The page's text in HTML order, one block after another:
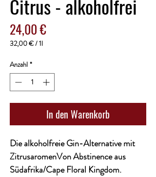
Citrus - alkoholfrei
24,00 €Preis
32,00 €/1l
pro
1
Liter
Anzahl *
In den Warenkorb
Die alkoholfreie Gin-Alternative mit
ZitrusaromenVon Abstinence aus
Südafrika/Cape Floral Kingdom.